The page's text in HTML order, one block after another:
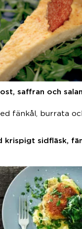
saffran och
krispigt sidfläsk,